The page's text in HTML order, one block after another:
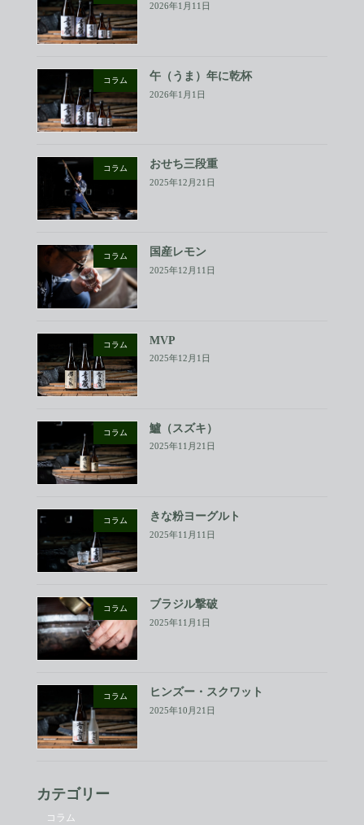
2026年1月11日
コラム 午（うま）年に乾杯
2026年1月1日
コラム おせち三段重
2025年12月21日
コラム 国産レモン
2025年12月11日
コラム MVP
2025年12月1日
コラム 鱸（スズキ）
2025年11月21日
コラム きな粉ヨーグルト
2025年11月11日
コラム ブラジル撃破
2025年11月1日
コラム ヒンズー・スクワット
2025年10月21日
カテゴリー
コラム